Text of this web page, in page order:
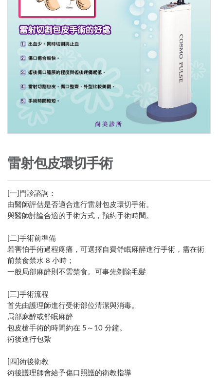
雷射包皮環切手術
[一]門診諮詢：
由醫師評估是否適合進行雷射包皮環切手術。
與醫師討論合適的手術方式，預約手術時間。
[二]手術前準備
若害怕手術過程疼痛，可選擇自費舒眠麻醉進行手術，需在術
前禁食禁水 8 小時；
一般局部麻醉則不需禁食。可事先剃除毛髮
[三]手術流程
首先由護理師進行受術部位清潔與消毒。
局部麻醉或舒眠麻醉
包皮槍手術的時間約在 5～10 分鐘。
術後進行包紮
[四]術後衛教
術後護理師會給予傷口照護的衛教指導